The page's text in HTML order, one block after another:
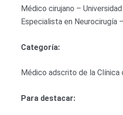
Médico cirujano –
Especialista en Neurocirugía
Categoría:
Médico adscrito de la Clínica
Para destacar: